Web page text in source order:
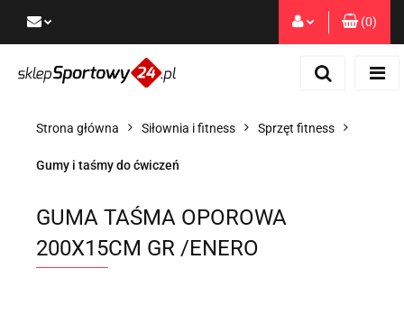
Dodaj zgłoszenie
(0)
Strona główna Siłownia i fitness Sprzęt fitness
Gumy i taśmy do ćwiczeń
GUMA TAŚMA OPOROWA
200X15CM GR /ENERO